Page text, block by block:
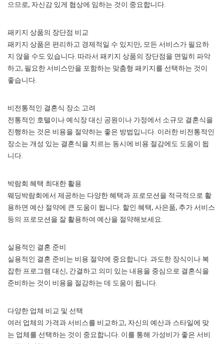
으므로, 자신감 있게 협상에 임하는 것이 중요합니다.
패키지 상품의 장단점 비교
패키지 상품은 편리하고 경제적일 수 있지만, 모든 서비스가 필요하
지 않을 수도 있습니다. 따라서 패키지 상품의 장단점을 면밀히 파악
하고, 필요한 서비스만을 포함하는 맞춤형 패키지를 선택하는 것이
좋습니다.
비전통적인 결혼식 장소 고려
전통적인 호텔이나 예식장 대신 공원이나 가정에서 소규모 결혼식을
진행하는 것은 비용을 절약하는 좋은 방법입니다. 이러한 비전통적인
장소는 개성 있는 결혼식을 치르는 동시에 비용 절감에도 도움이 됩
니다.
박람회 혜택 최대한 활용
웨딩박람회에서 제공하는 다양한 혜택과 프로모션을 적극적으로 활
용하면 예산 절약에 큰 도움이 됩니다. 할인 혜택, 사은품, 추가 서비스
등의 프로모션을 잘 활용하여 예산을 절약해보세요.
실용적인 결혼 준비
실용적인 결혼 준비는 비용 절약에 중요합니다. 과도한 장식이나 복
잡한 프로그램 대신, 간결하고 의미 있는 내용을 중심으로 결혼식을
준비하는 것이 비용을 절감하는 데 도움이 됩니다.
다양한 업체 비교 및 선택
여러 업체의 가격과 서비스를 비교하고, 자신의 예산과 스타일에 맞
는 업체를 선택하는 것이 중요합니다. 이를 통해 가성비가 좋은 서비